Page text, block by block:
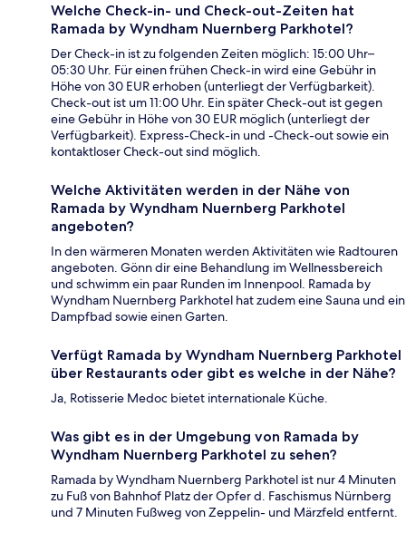
Welche Check-in- und Check-out-Zeiten hat
Ramada by Wyndham Nuernberg Parkhotel?
Der Check-in ist zu folgenden Zeiten möglich: 15:00 Uhr–
05:30 Uhr. Für einen frühen Check-in wird eine Gebühr in
Höhe von 30 EUR erhoben (unterliegt der Verfügbarkeit).
Check-out ist um 11:00 Uhr. Ein später Check-out ist gegen
eine Gebühr in Höhe von 30 EUR möglich (unterliegt der
Verfügbarkeit). Express-Check-in und -Check-out sowie ein
kontaktloser Check-out sind möglich.
Welche Aktivitäten werden in der Nähe von
Ramada by Wyndham Nuernberg Parkhotel
angeboten?
In den wärmeren Monaten werden Aktivitäten wie Radtouren
angeboten. Gönn dir eine Behandlung im Wellnessbereich
und schwimm ein paar Runden im Innenpool. Ramada by
Wyndham Nuernberg Parkhotel hat zudem eine Sauna und ein
Dampfbad sowie einen Garten.
Verfügt Ramada by Wyndham Nuernberg Parkhotel
über Restaurants oder gibt es welche in der Nähe?
Ja, Rotisserie Medoc bietet internationale Küche.
Was gibt es in der Umgebung von Ramada by
Wyndham Nuernberg Parkhotel zu sehen?
Ramada by Wyndham Nuernberg Parkhotel ist nur 4 Minuten
zu Fuß von Bahnhof Platz der Opfer d. Faschismus Nürnberg
und 7 Minuten Fußweg von Zeppelin- und Märzfeld entfernt.